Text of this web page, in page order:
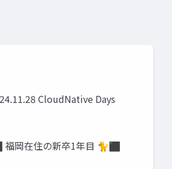
CloudNative Days
福岡在住の新卒1年目 🐈⬛